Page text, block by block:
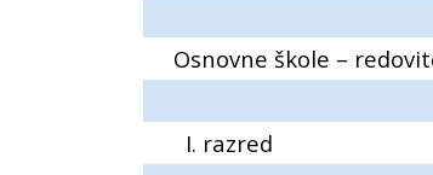
Osnovne škole –
I. razred